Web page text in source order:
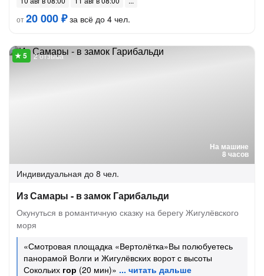
от20 000 ₽за всё до 4 чел.
На машине
8 часов
2 отзыва
Индивидуальная до 8 чел.
Из Самары - в замок Гарибальди
Окунуться в романтичную сказку на берегу Жигулёвского
моря
«Смотровая площадка «Вертолётка»Вы полюбуетесь
панорамой Волги и Жигулёвских ворот с высоты
Сокольих гор (20 мин)»